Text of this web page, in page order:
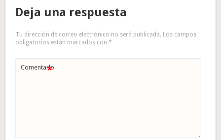
Deja una respuesta
Tu dirección de correo electrónico no será publicada. Los campos
obligatorios están marcados con*
Comentario
*